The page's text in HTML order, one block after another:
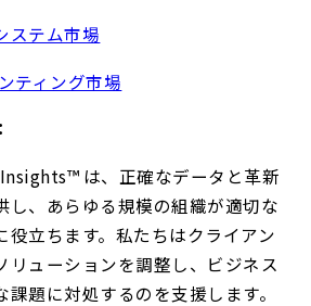
ステム市場
ティング市場
は、正確なデータと革新
し、あらゆる規模の組織が適切な
役立ちます。私たちはクライアン
リューションを調整し、ビジネス
題に対処するのを支援します。